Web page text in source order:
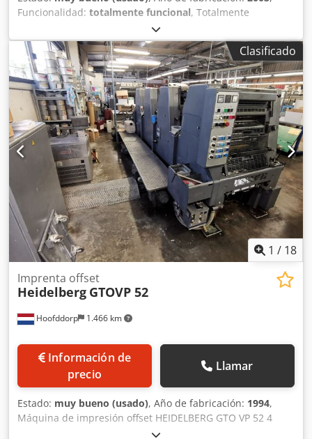
Funcionalidad: totalmente funcional, Totalmente
operativa. La máquina se encuentra en muy buen estado.
Actualmente en producción. Se pueden realizar pruebas.
Csdjzqfdmspfx Abyjrf
Clasificado
1 / 18
Hoofddorp 1.466 km
Imprenta offset
Heidelberg GTOVP 52
Información de
precio
Llamar
Estado: muy bueno (usado), Año de fabricación: 1994,
Máquina de impresión offset HEIDELBERG GTO VP 52 4
cuerpos de color, tamaño máximo de papel 36x52 cm. 2+2